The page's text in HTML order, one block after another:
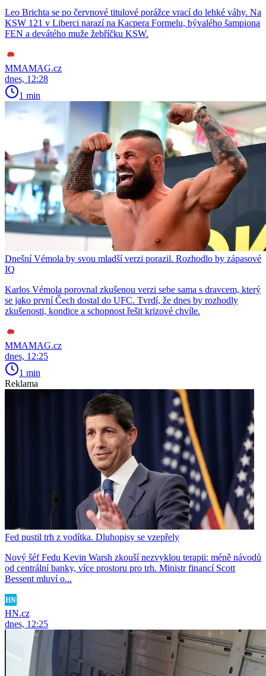
Leo Brichta se po červnové titulové porážce vrací do lehké váhy. Na
KSW 121 v Liberci narazí na Kacpera Formelu, bývalého šampiona
FEN a devátého muže žebříčku KSW.
MMAMAG.cz
dnes, 12:28
1 min
Dnešní Vémola by svou mladší verzi porazil. Rozhodlo by zápasové
IQ
Karlos Vémola porovnal zkušenou verzi sebe sama s dravcem, který
se jako první Čech dostal do UFC. Tvrdí, že dnes by rozhodly
zkušenosti, kondice a schopnost řešit krizové chvíle.
MMAMAG.cz
dnes, 12:25
1 min
Reklama
Fed pustil trh z vodítka. Dluhopisy se vzepřely
Nový šéf Fedu Kevin Warsh zkouší nezvyklou terapii: méně návodů
od centrální banky, více prostoru pro trh. Ministr financí Scott
Bessent mluví o...
HN.cz
dnes, 12:25